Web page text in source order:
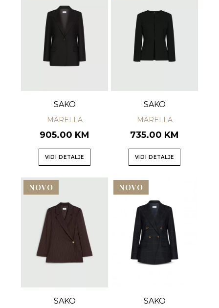
SAKO
MARELLA
905.00 KM
VIDI DETALJE
SAKO
MARELLA
735.00 KM
VIDI DETALJE
NOVO
SAKO
NOVO
SAKO